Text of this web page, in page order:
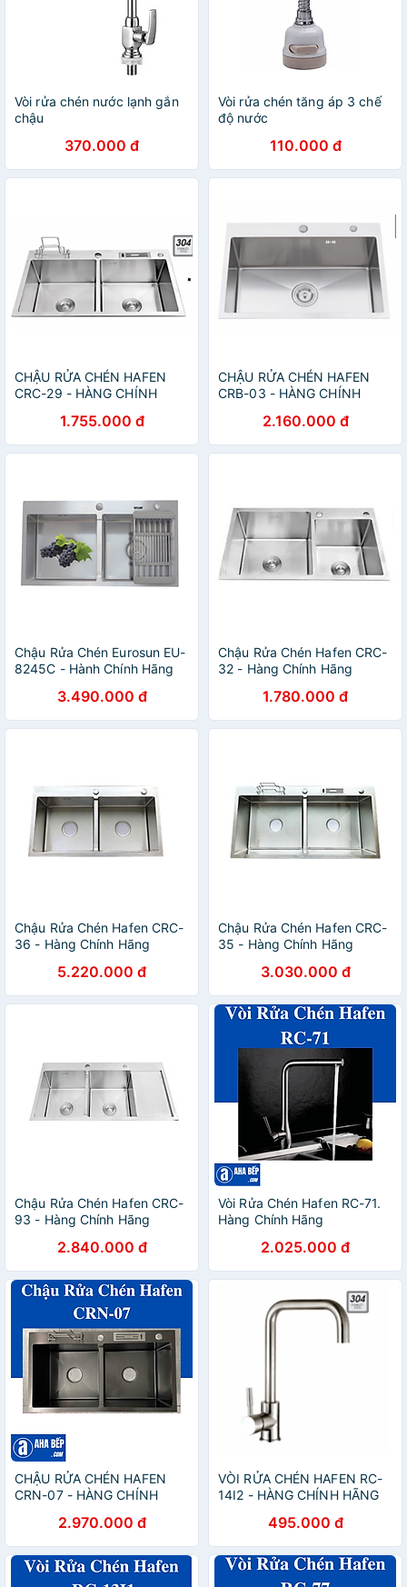
Vòi rửa chén nước lạnh gắn
chậu
370.000 đ
Vòi rửa chén tăng áp 3 chế
độ nước
110.000 đ
CHẬU RỬA CHÉN HAFEN
CRC-29 - HÀNG CHÍNH
1.755.000 đ
CHẬU RỬA CHÉN HAFEN
CRB-03 - HÀNG CHÍNH
2.160.000 đ
Chậu Rửa Chén Eurosun EU-
8245C - Hành Chính Hãng
3.490.000 đ
Chậu Rửa Chén Hafen CRC-
32 - Hàng Chính Hãng
1.780.000 đ
Chậu Rửa Chén Hafen CRC-
36 - Hàng Chính Hãng
5.220.000 đ
Chậu Rửa Chén Hafen CRC-
35 - Hàng Chính Hãng
3.030.000 đ
Chậu Rửa Chén Hafen CRC-
93 - Hàng Chính Hãng
2.840.000 đ
Vòi Rửa Chén Hafen RC-71.
Hàng Chính Hãng
2.025.000 đ
CHẬU RỬA CHÉN HAFEN
CRN-07 - HÀNG CHÍNH
2.970.000 đ
VÒI RỬA CHÉN HAFEN RC-
14I2 - HÀNG CHÍNH HÃNG
495.000 đ